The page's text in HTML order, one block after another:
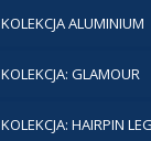
KOLEKCJA ALUMINIUM
KOLEKCJA: GLAMOUR
KOLEKCJA: HAIRPIN